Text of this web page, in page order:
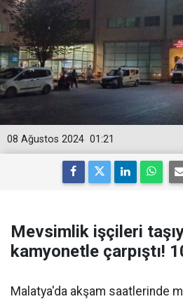
01:21
08 Ağustos 2024
Mevsimlik işçileri
kamyonetle çarpıştı!
Malatya'da akşam saatlerinde